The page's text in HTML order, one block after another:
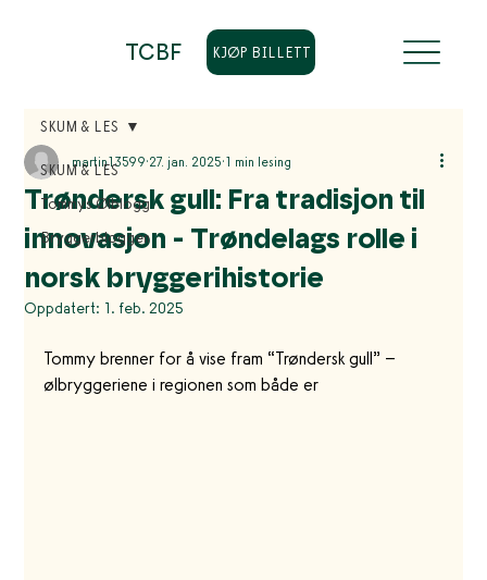
TCBF KJØP BILLETT
SKUM & LES
Tommys Ølblogg
Bryggerbloggen
SKUM & LES
Trøndersk gull: Fra tradisjon til
innovasjon - Trøndelags rolle i
norsk bryggerihistorie
martin13599 27. jan. 2025 1 min lesing
Oppdatert: 1. feb. 2025
Tommy brenner for å vise fram “Trøndersk gull” –
ølbryggeriene i regionen som både er